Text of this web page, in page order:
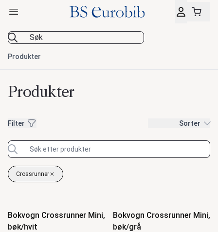
BS Eurobib
Åpne hovedmeny
Produkter
Produkter
Filter
Filter Sorter
Crossrunner
Fjern filter
Produkter
Bokvogn Crossrunner Mini,
bøk/hvit
Bokvogn Crossrunner Mini,
bøk/grå